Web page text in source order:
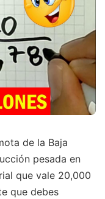
de la Baja
pesada en
que vale 20,000
que debes